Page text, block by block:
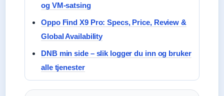
og VM-satsing
Oppo Find X9 Pro: Specs, Price, Review &
Global Availability
DNB min side – slik logger du inn og bruker
alle tjenester